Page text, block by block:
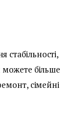
більше
сімейні